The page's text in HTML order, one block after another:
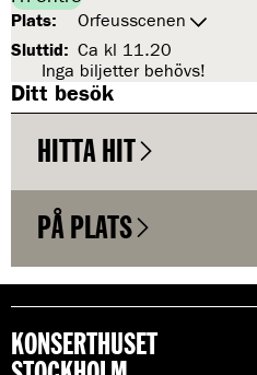
Plats:
Orfeusscenen
Sluttid: Ca kl 11.20
Inga biljetter behövs!
Ditt besök
HITTA HIT
PÅ PLATS
KONSERTHUSET